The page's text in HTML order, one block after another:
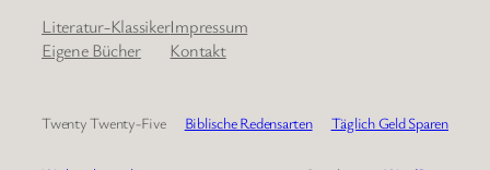
Literatur-Klassiker
Eigene Bücher
Impressum
Kontakt
Twenty Twenty-Five Biblische Redensarten Täglich Geld Sparen